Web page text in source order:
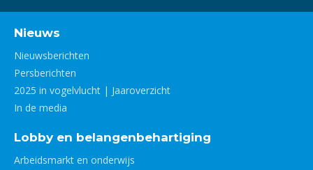
Nieuws
Nieuwsberichten
Persberichten
2025 in vogelvlucht | Jaaroverzicht
In de media
Lobby en belangenbehartiging
Arbeidsmarkt en onderwijs